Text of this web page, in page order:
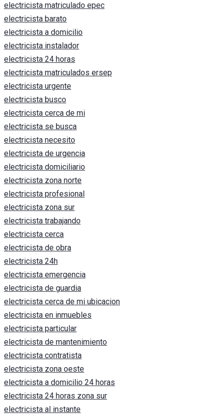
electricista matriculado epec
electricista barato
electricista a domicilio
electricista instalador
electricista 24 horas
electricista matriculados ersep
electricista urgente
electricista busco
electricista cerca de mi
electricista se busca
electricista necesito
electricista de urgencia
electricista domiciliario
electricista zona norte
electricista profesional
electricista zona sur
electricista trabajando
electricista cerca
electricista de obra
electricista 24h
electricista emergencia
electricista de guardia
electricista cerca de mi ubicacion
electricista en inmuebles
electricista particular
electricista de mantenimiento
electricista contratista
electricista zona oeste
electricista a domicilio 24 horas
electricista 24 horas zona sur
electricista al instante